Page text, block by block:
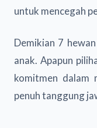
untuk mencegah
Demikian 7
anak. Apapun
komitmen dalam
penuh tanggung